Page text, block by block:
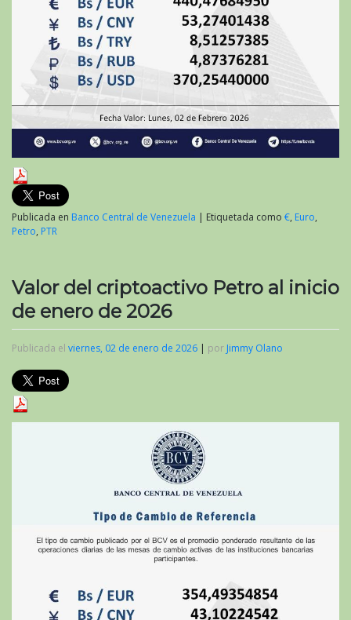
Publicada en Banco Central de Venezuela | Etiquetada como €, Euro,
Petro, PTR
Valor del criptoactivo Petro al inicio
de enero de 2026
Publicada el viernes, 02 de enero de 2026 | por Jimmy Olano